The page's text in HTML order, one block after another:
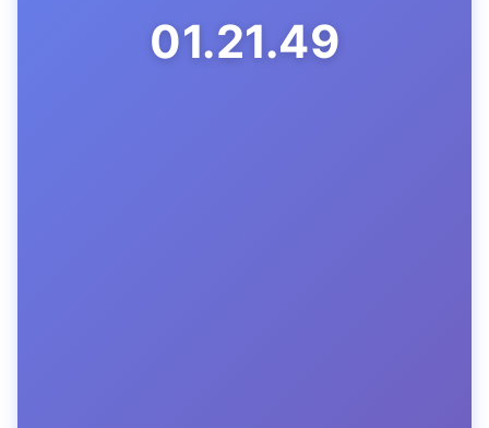
01.21.50